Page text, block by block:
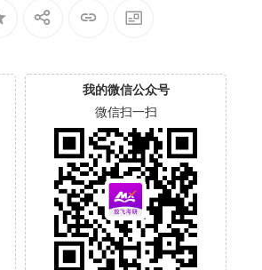
我的微信公众号
微信扫一扫